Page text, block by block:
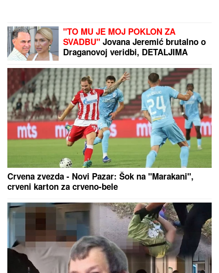
"TO MU JE MOJ POKLON ZA
SVADBU" Jovana Jeremić brutalno o
Draganovoj veridbi, DETALJIMA
preti:"Nisam ušla u pekaru da
pravim kiflice" (VIDEO)
Crvena zvezda - Novi Pazar: Šok na "Marakani",
crveni karton za crveno-bele